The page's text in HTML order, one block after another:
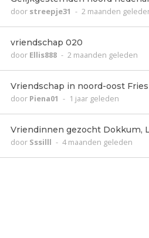
door streepje31 - 2 maanden
vriendschap 020
door Ellis888 - 2 maanden geleden
Vriendschap in noord-oost
door Piena01 - 1 jaar geleden
Vriendinnen gezocht Dokkum,
door Sssilll - 4 maanden geleden